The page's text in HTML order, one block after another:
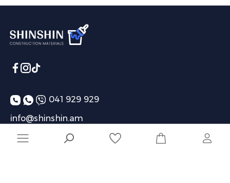
041 929 929
info@shinshin.am
Առաքման ժամեր՝ 10:00-19:00